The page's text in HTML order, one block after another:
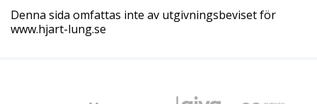
Denna sida omfattas inte av utgivningsbeviset för
www.hjart-lung.se